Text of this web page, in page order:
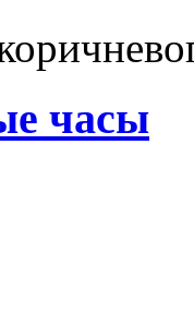
часы